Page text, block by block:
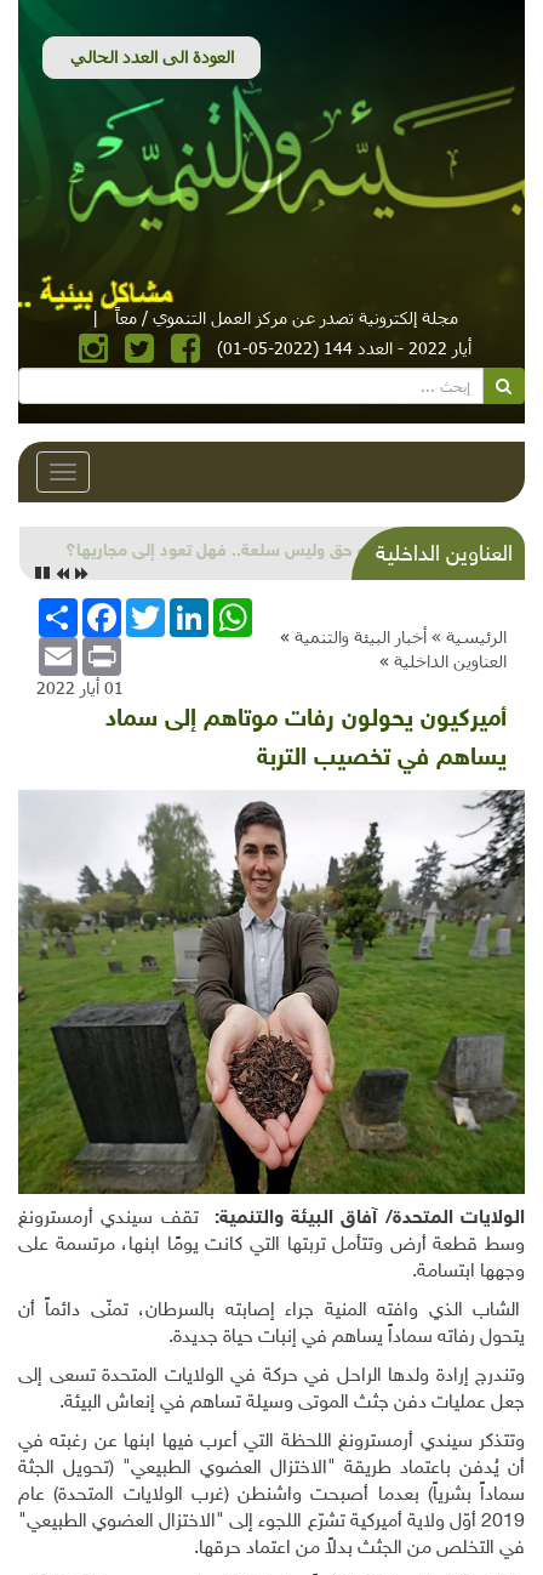
مجلة إلكترونية تصدر عن مركز العمل التنموي / معاً
|
أيار 2022 - العدد 144 (2022-05-01)
Toggle
العناوين الداخليةالمياه حق وليس سلعة.. فهل تعود إلى مجاريها؟
الرئيسية » أخبار البيئة والتنمية »
العناوين الداخلية »
انشر
FacebookTwitterLinkedInWhatsApp
Email Print
01 أيار 2022
أميركيون يحولون رفات موتاهم إلى سماد
يساهم في تخصيب التربة
الولايات المتحدة/ آفاق البيئة والتنمية: تقف سيندي أرمسترونغ
وسط قطعة أرض وتتأمل تربتها التي كانت يومًا ابنها، مرتسمة على
وجهها ابتسامة.
الشاب الذي وافته المنية جراء إصابته بالسرطان، تمنّى دائماً أن
يتحول رفاته سماداً يساهم في إنبات حياة جديدة.
وتندرج إرادة ولدها الراحل في حركة في الولايات المتحدة تسعى إلى
جعل عمليات دفن جثث الموتى وسيلة تساهم في إنعاش البيئة.
وتتذكر سيندي أرمسترونغ اللحظة التي أعرب فيها ابنها عن رغبته في
أن يُدفن باعتماد طريقة "الاختزال العضوي الطبيعي" (تحويل الجثة
سماداً بشرياً) بعدما أصبحت واشنطن (غرب الولايات المتحدة) عام
2019 أوّل ولاية أميركية تشرّع اللجوء إلى "الاختزال العضوي الطبيعي"
في التخلص من الجثث بدلاً من اعتماد حرقها.